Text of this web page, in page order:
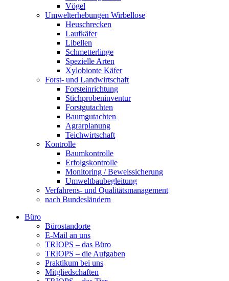
Vögel
Umwelterhebungen Wirbellose
Heuschrecken
Laufkäfer
Libellen
Schmetterlinge
Spezielle Arten
Xylobionte Käfer
Forst- und Landwirtschaft
Forsteinrichtung
Stichprobeninventur
Forstgutachten
Baumgutachten
Agrarplanung
Teichwirtschaft
Kontrolle
Baumkontrolle
Erfolgskontrolle
Monitoring / Beweissicherung
Umweltbaubegleitung
Verfahrens- und Qualitätsmanagement
nach Bundesländern
Büro
Bürostandorte
E-Mail an uns
TRIOPS – das Büro
TRIOPS – die Aufgaben
Praktikum bei uns
Mitgliedschaften